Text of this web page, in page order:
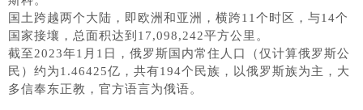
国土跨越两个大陆，即欧洲和亚洲，横跨11个时区，与14个
国家接壤，总面积达到17,098,242平方公里。
截至2023年1月1日，俄罗斯国内常住人口（仅计算俄罗斯公
民）约为1.46425亿，共有194个民族，以俄罗斯族为主，大
多信奉东正教，官方语言为俄语。